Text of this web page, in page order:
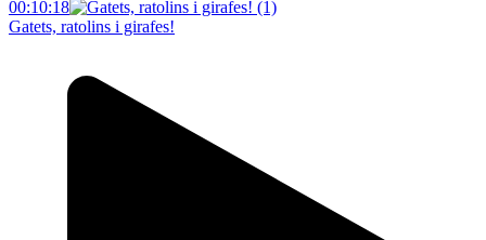
00:10:18
Gatets, ratolins i girafes!